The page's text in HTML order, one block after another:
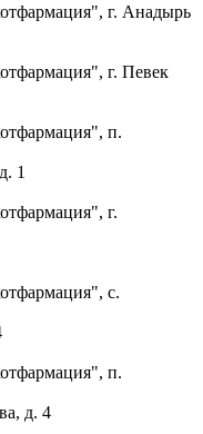
г. Анадырь
г. Певек
п.
1
г.
с.
п.
д. 4